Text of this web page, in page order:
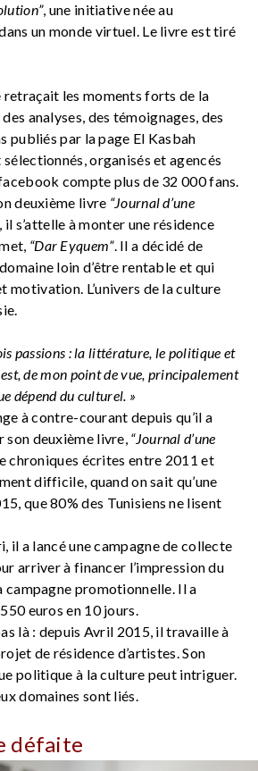
, une initiative née au
un monde virtuel. Le livre est tiré
retraçait les moments forts de la
analyses, des témoignages, des
publiés par la page El Kasbah
organisés et agencés
compte plus de 32 000 fans.
deuxième livre “Journal d’une
il s’attelle à monter une résidence
“Dar Eyquem”. Il a décidé de
loin d’être rentable et qui
motivation. L’univers de la culture
passions : la littérature, le politique et
de mon point de vue, principalement
dépend du culturel. »
à contre-courant depuis qu’il a
son deuxième livre, “Journal d’une
chroniques écrites entre 2011 et
difficile, quand on sait qu’une
que 80% des Tunisiens ne lisent
il a lancé une campagne de collecte
arriver à financer l’impression du
campagne promotionnelle. Il a
euros en 10 jours.
là : depuis Avril 2015, il travaille à
de résidence d’artistes. Son
politique à la culture peut intriguer.
domaines sont liés.
défaite